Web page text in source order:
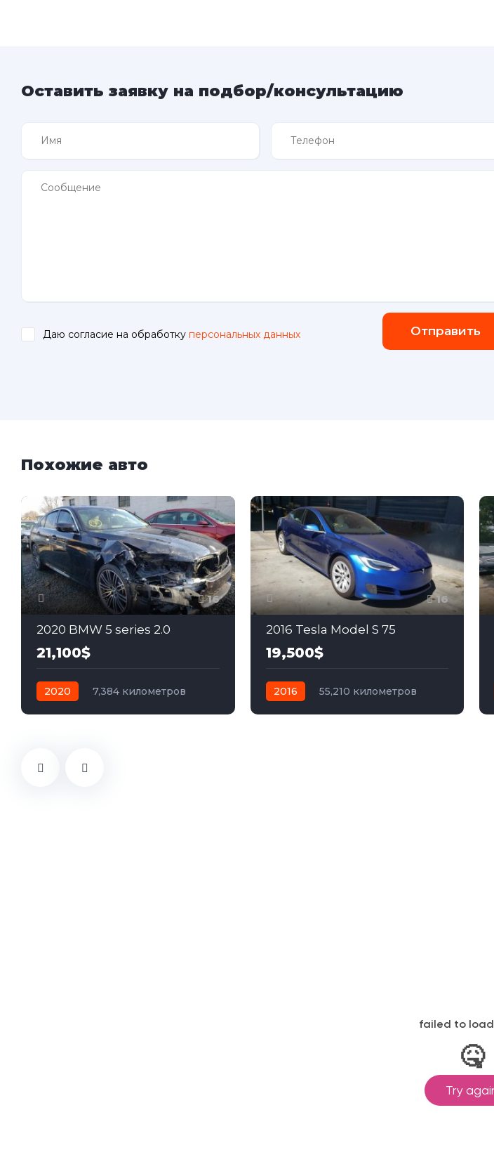
Оставить заявку на подбор/консультацию
Даю согласие на обработку персональных данных Отправить
Похожие авто
16
2020 BMW 5 series 2.0
21,100$
2020
7,384 километров
16
2016 Tesla Model S 75
19,500$
2016
55,210 километров